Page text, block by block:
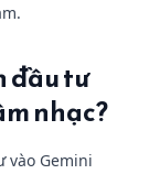
đầu tư
nhạc?
vào Gemini